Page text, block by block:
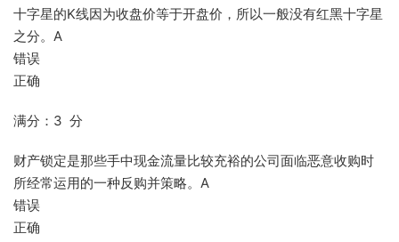
十字星的K线因为收盘价等于开盘价，所以一般没有红黑十字星
之分。A
错误
正确
满分：3 分
财产锁定是那些手中现金流量比较充裕的公司面临恶意收购时
所经常运用的一种反购并策略。A
错误
正确